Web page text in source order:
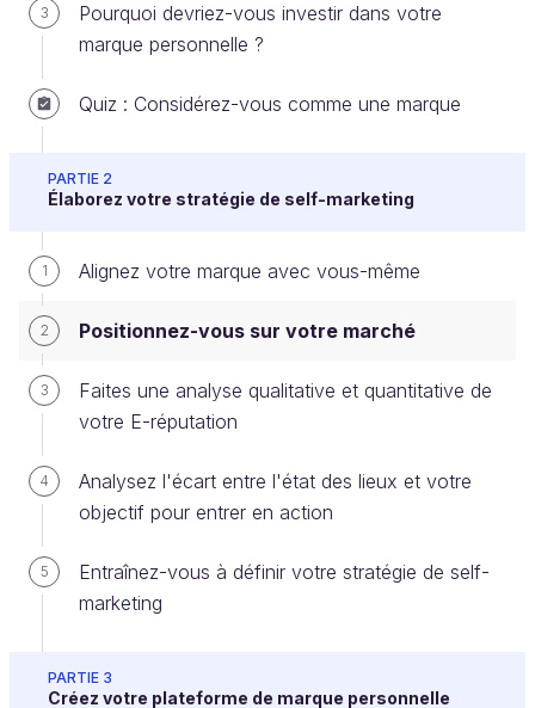
3
Pourquoi devriez-vous investir dans votre
marque personnelle ?
Quiz : Considérez-vous comme une marque
PARTIE 2
Élaborez votre stratégie de self-marketing
1 Alignez votre marque avec vous-même
2 Positionnez-vous sur votre marché
3
Faites une analyse qualitative et quantitative de
votre E-réputation
4
Analysez l'écart entre l'état des lieux et votre
objectif pour entrer en action
5
Entraînez-vous à définir votre stratégie de self-
marketing
PARTIE 3
Créez votre plateforme de marque personnelle
Bénéficiez gratuitement de toutes les fonctionnalités
de ce cours (quiz, vidéos, accès illimité à tous les
Créer un compte ou se connecter
Vous connaissez vos objectifs et vous avez
désormais défini votre marque. Vous connaissez
parfaitement votre offre. Qu’en est-il de la demande
? Et comment allez-vous y répondre ?
Votre marché est l’endroit où l’offre (c’est-à-dire
vous, votre marque que vous venez de définir) et la
demande (vos prospects, clients, employeurs,
investisseurs…) vont se rencontrer, pour créer des
opportunités. Afin de savoir comment positionner
votre marque, vous devez donc connaître ce
marché.
Pour certains d’entre vous, cela peut être très clair,
par exemple. Dans ce cas, vous connaîtrez
relativement bien votre marché, la concurrence, les